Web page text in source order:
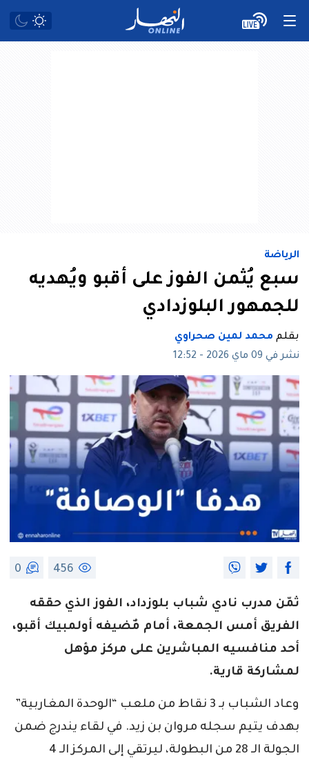
الرياضة
سبع يُثمن الفوز على أقبو ويُهديه
للجمهور البلوزدادي
بقلم محمد لمين صحراوي
نشر في 09 ماي 2026 - 12:52
456
0
ثمّن مدرب نادي شباب بلوزداد، الفوز الذي حققه
الفريق أمس الجمعة، أمام مٌضيفه أولمبيك أقبو،
أحد منافسيه المباشرين على مركز مؤهل
لمشاركة قارية.
وعاد الشباب بـ 3 نقاط من ملعب “الوحدة المغاربية”
بهدف يتيم سجله مروان بن زيد. في لقاء يندرج ضمن
الجولة الـ 28 من البطولة، ليرتقي إلى المركز الـ 4